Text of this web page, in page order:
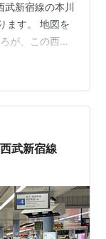
武新宿線の本川
ます。 地図を
が、この西武
下記のリンク
に本川越駅から
っておりま
行きたいと思
残っている
武新宿線